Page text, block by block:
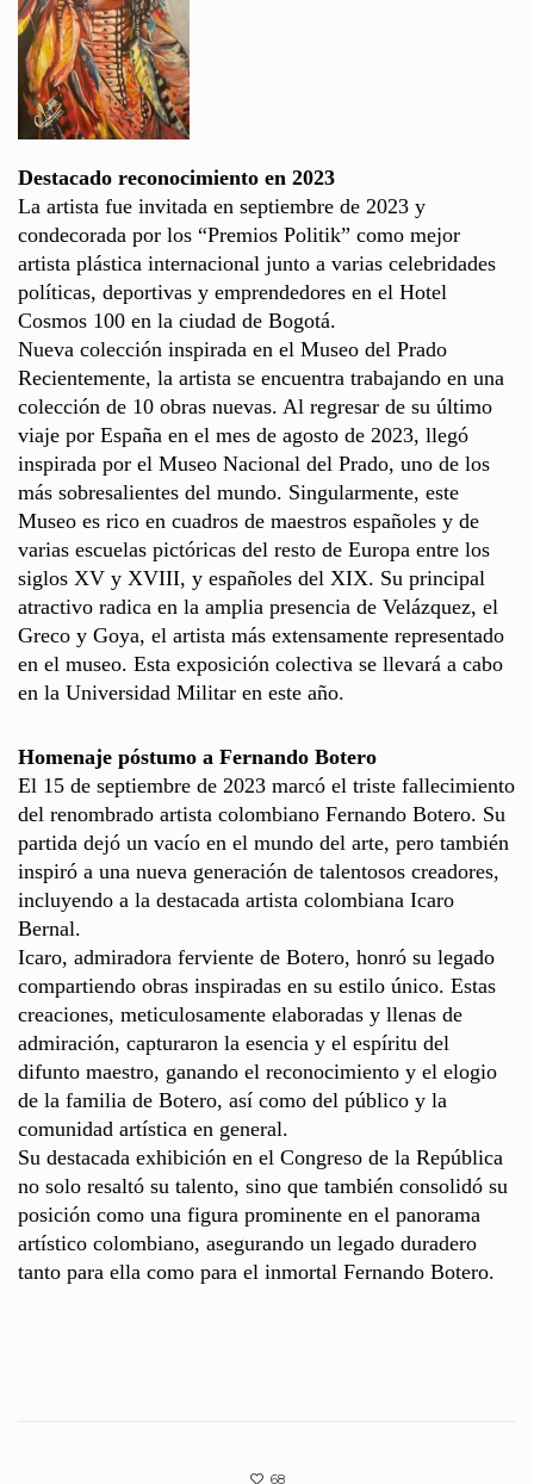
Destacado reconocimiento en 2023
La artista fue invitada en septiembre de 2023 y
condecorada por los “Premios Politik” como mejor
artista plástica internacional junto a varias celebridades
políticas, deportivas y emprendedores en el Hotel
Cosmos 100 en la ciudad de Bogotá.
Nueva colección inspirada en el Museo del Prado
Recientemente, la artista se encuentra trabajando en una
colección de 10 obras nuevas. Al regresar de su último
viaje por España en el mes de agosto de 2023, llegó
inspirada por el Museo Nacional del Prado, uno de los
más sobresalientes del mundo. Singularmente, este
Museo es rico en cuadros de maestros españoles y de
varias escuelas pictóricas del resto de Europa entre los
siglos XV y XVIII, y españoles del XIX. Su principal
atractivo radica en la amplia presencia de Velázquez, el
Greco y Goya, el artista más extensamente representado
en el museo. Esta exposición colectiva se llevará a cabo
en la Universidad Militar en este año.
Homenaje póstumo a Fernando Botero
El 15 de septiembre de 2023 marcó el triste fallecimiento
del renombrado artista colombiano Fernando Botero. Su
partida dejó un vacío en el mundo del arte, pero también
inspiró a una nueva generación de talentosos creadores,
incluyendo a la destacada artista colombiana Icaro
Bernal.
Icaro, admiradora ferviente de Botero, honró su legado
compartiendo obras inspiradas en su estilo único. Estas
creaciones, meticulosamente elaboradas y llenas de
admiración, capturaron la esencia y el espíritu del
difunto maestro, ganando el reconocimiento y el elogio
de la familia de Botero, así como del público y la
comunidad artística en general.
Su destacada exhibición en el Congreso de la República
no solo resaltó su talento, sino que también consolidó su
posición como una figura prominente en el panorama
artístico colombiano, asegurando un legado duradero
tanto para ella como para el inmortal Fernando Botero.
68